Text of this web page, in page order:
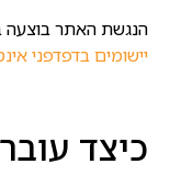
הנגשת האתר
יישומיםבדפדפני
כיצד